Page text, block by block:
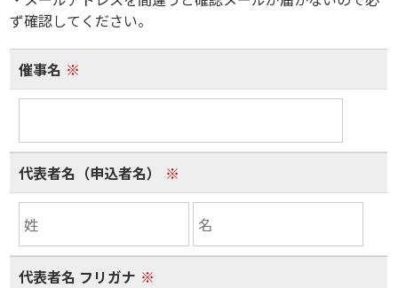
ず確認してください。
催事名 ※
代表者名（申込者名） ※
代表者名 フリガナ ※